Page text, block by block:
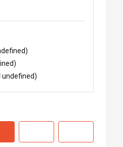
undefined)